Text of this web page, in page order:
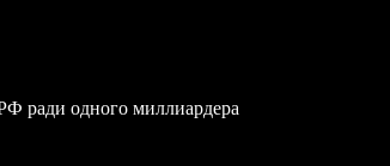
ради одного миллиардера